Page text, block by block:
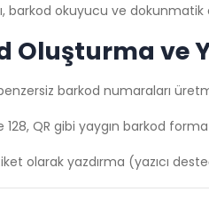
barkod okuyucu ve
Oluşturma ve
barkod numaraları
128, QR gibi yaygın barkod
olarak yazdırma (yazıcı